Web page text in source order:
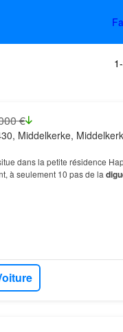
€
Middelkerke,
dans la petite résidence
à seulement 10 pas de la